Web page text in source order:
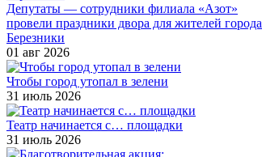
Депутаты — сотрудники филиала «Азот»
провели праздники двора для жителей города
Березники
01 авг 2026
Чтобы город утопал в зелени
31 июль 2026
Театр начинается с… площадки
31 июль 2026